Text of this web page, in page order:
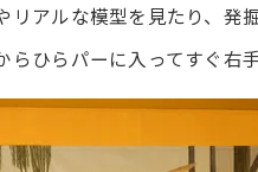
リアルな模型を見たり、発
らひらパーに入ってすぐ右